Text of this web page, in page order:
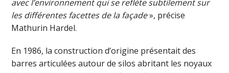
avec l’environnement qui se reflète subtilement sur
les différentes facettes de la façade», précise
Mathurin Hardel.
En 1986, la construction d’origine présentait des
barres articulées autour de silos abritant les noyaux